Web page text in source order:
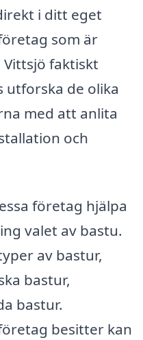
i ditt eget
som är
Vittsjö faktiskt
utforska de olika
med att anlita
och
företag hjälpa
valet av bastu.
av bastur,
bastur,
bastur.
besitter kan